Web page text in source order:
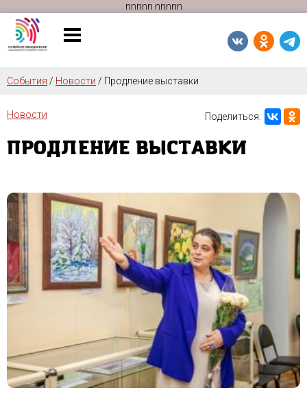
nnnnn nnnnn
События / Новости / Продление выставки
Поделиться:
Новости
ПРОДЛЕНИЕ ВЫСТАВКИ